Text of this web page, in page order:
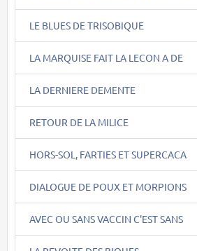
LE BLUES DE TRISOBIQUE
LA MARQUISE FAIT LA LECON A DE
LA DERNIERE DEMENTE
RETOUR DE LA MILICE
HORS-SOL, FARTIES ET SUPERCACA
DIALOGUE DE POUX ET MORPIONS
AVEC OU SANS VACCIN C'EST SANS